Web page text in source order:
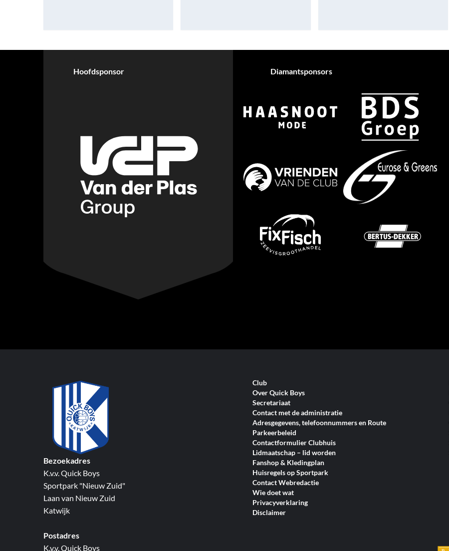
Hoofdsponsor Diamantsponsors
Bezoekadres
K.v.v. Quick Boys
Sportpark "Nieuw Zuid"
Laan van Nieuw Zuid
Katwijk
Postadres
K.v.v. Quick Boys
Club
Over Quick Boys
Secretariaat
Contact met de administratie
Adresgegevens, telefoonnummers en Route
Parkeerbeleid
Contactformulier Clubhuis
Lidmaatschap – lid worden
Fanshop & Kledingplan
Huisregels op Sportpark
Contact Webredactie
Wie doet wat
Privacyverklaring
Disclaimer